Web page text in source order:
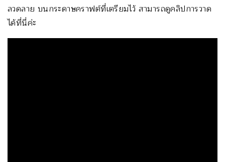
ลวดลาย บนกระดาษคราฟต์ที่เตรียมไว้ สามารถดูคลิปการวาด
ได้ที่นี่ค่ะ